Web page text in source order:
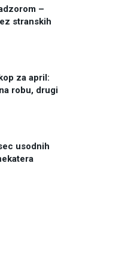
–
stranskih
za april:
robu, drugi
usodnih